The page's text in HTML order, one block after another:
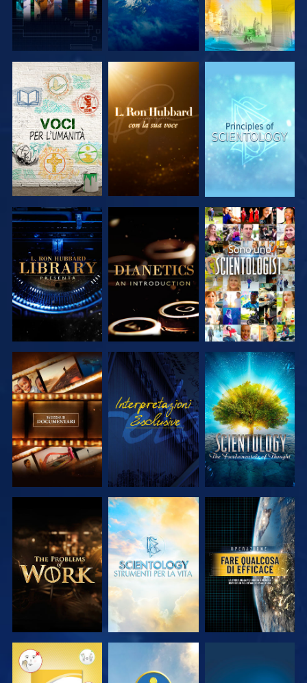
ESPLORA LE
SERIE
ESPLORA LE
SERIE
ESPLORA LE
SERIE
ESPLORA LE
SERIE
ESPLORA LE
SERIE
GUARDA
ESPLORA LE
SERIE
GUARDA
ESPLORA LE
SERIE
ESPLORA LE
SERIE
ESPLORA LE
SERIE
GUARDA